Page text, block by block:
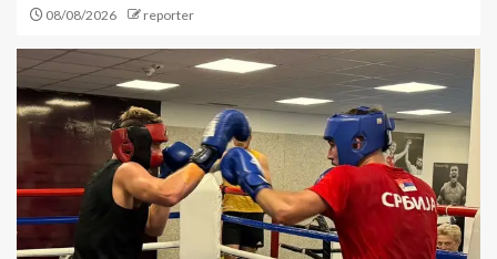
08/08/2026 reporter